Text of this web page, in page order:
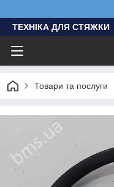
ТЕХНІКА ДЛЯ СТЯЖКИ
Товари та послуги